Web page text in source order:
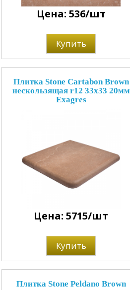
Цена: 536/шт
Купить
Плитка Stone Cartabon Brown
нескользящая r12 33x33 20мм
Exagres
Цена: 5715/шт
Купить
Плитка Stone Peldano Brown